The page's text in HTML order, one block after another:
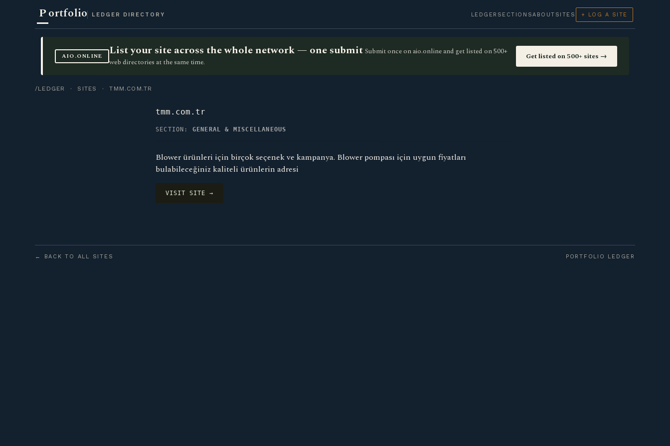
Portfolio LEDGER DIRECTORY LEDGER SECTIONSABOUT SITES + LOG A SITE
AIO.ONLINE List your site across the whole network — one submit Submit once on aio.online and get listed on 500+
web directories at the same time.
Get listed on 500+ sites →
/LEDGER · SITES · TMM.COM.TR
tmm.com.tr
SECTION: GENERAL & MISCELLANEOUS
Blower ürünleri için birçok seçenek ve kampanya. Blower pompası için uygun fiyatları
bulabileceğiniz kaliteli ürünlerin adresi
VISIT SITE →
← BACK TO ALL SITES PORTFOLIO LEDGER